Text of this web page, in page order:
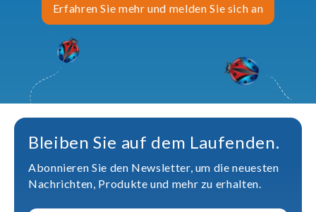
Erfahren Sie mehr und melden Sie sich an
Bleiben Sie auf dem Laufenden.
Abonnieren Sie den Newsletter, um die neuesten
Nachrichten, Produkte und mehr zu erhalten.